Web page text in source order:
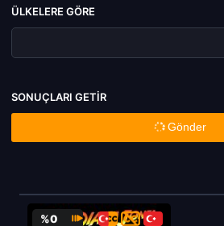
ÜLKELERE GÖRE
SONUÇLARI GETIR
Gönder
%0